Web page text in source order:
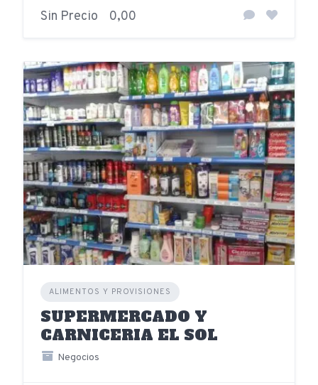
Sin Precio 0,00
ALIMENTOS Y PROVISIONES
SUPERMERCADO Y
CARNICERIA EL SOL
Negocios